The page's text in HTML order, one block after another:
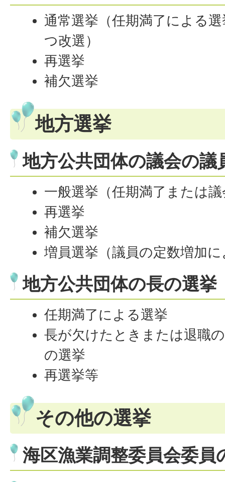
通常選挙（任期満了による
つ改選）
再選挙
補欠選挙
地方選挙
地方公共団体の議会の議
一般選挙（任期満了または
再選挙
補欠選挙
増員選挙（議員の定数増加
地方公共団体の長の選挙
任期満了による選挙
長が欠けたときまたは退職
の選挙
再選挙等
その他の選挙
海区漁業調整委員会委員